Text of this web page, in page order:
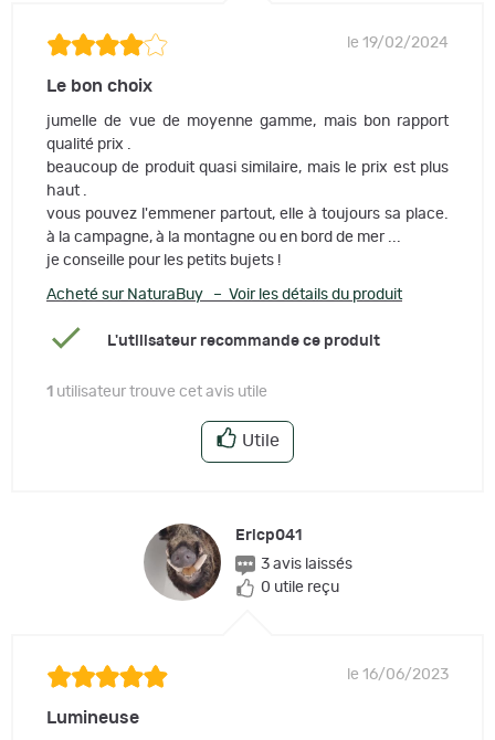
le 19/02/2024
Le bon choix
jumelle de vue de moyenne gamme, mais bon rapport
qualité prix .
beaucoup de produit quasi similaire, mais le prix est plus
haut .
vous pouvez l'emmener partout, elle à toujours sa place.
à la campagne, à la montagne ou en bord de mer ...
je conseille pour les petits bujets !
Acheté sur NaturaBuy – Voir les détails du produit
L'utilisateur recommande ce produit
1 utilisateur trouve cet avis utile
Utile
Ericp041
3 avis laissés
0 utile reçu
le 16/06/2023
Lumineuse